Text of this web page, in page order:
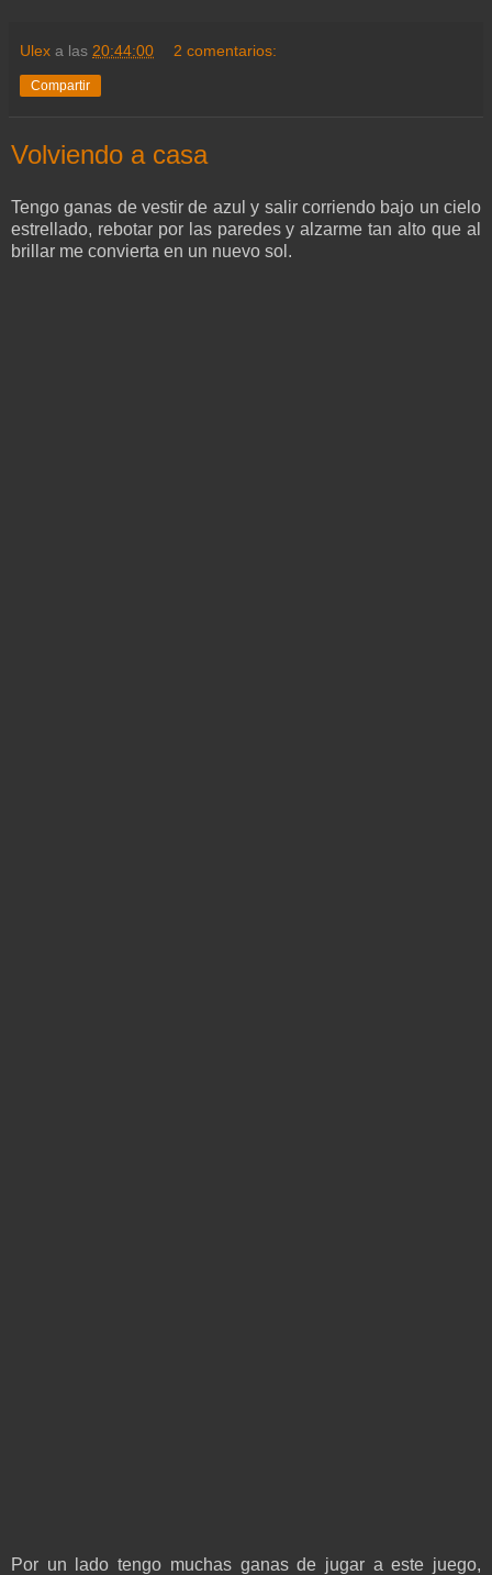
Ulex a las 20:44:00 2 comentarios:
Compartir
Volviendo a casa
Tengo ganas de vestir de azul y salir corriendo bajo un cielo
estrellado, rebotar por las paredes y alzarme tan alto que al
brillar me convierta en un nuevo sol.
Por un lado tengo muchas ganas de jugar a este juego,